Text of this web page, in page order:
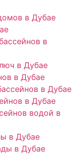
в Дубае
в
в Дубае
в Дубае
в Дубае
в Дубае
водой в
в Дубае
в Дубае